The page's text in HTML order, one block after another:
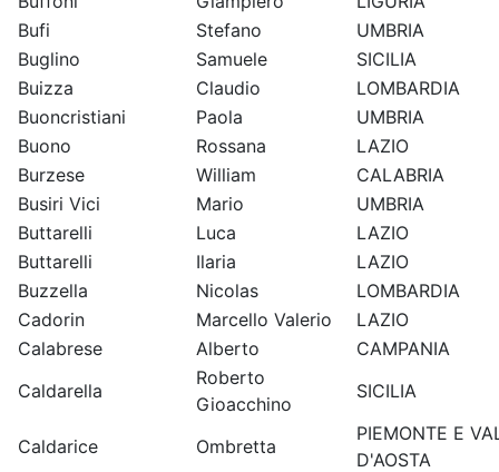
Bufi
Stefano
UMBRIA
Buglino
Samuele
SICILIA
Buizza
Claudio
LOMBARDIA
Buoncristiani
Paola
UMBRIA
Buono
Rossana
LAZIO
Burzese
William
CALABRIA
Busiri Vici
Mario
UMBRIA
Buttarelli
Luca
LAZIO
Buttarelli
Ilaria
LAZIO
Buzzella
Nicolas
LOMBARDIA
Cadorin
Marcello Valerio
LAZIO
Calabrese
Alberto
CAMPANIA
Caldarella
Roberto
Gioacchino
SICILIA
Caldarice Ombretta
PIEMONTE E
D'AOSTA